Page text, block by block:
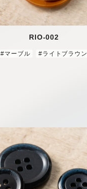
RIO-002
#マーブル #ライトブラウン